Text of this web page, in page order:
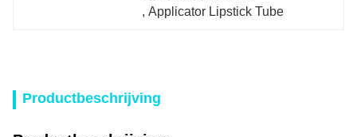
, Applicator Lipstick Tube
Productbeschrijving